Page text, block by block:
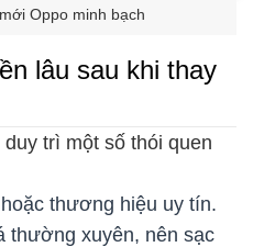
Oppo minh bạch
lâu sau khi thay
trì một số thói quen
thương hiệu uy tín.
thường xuyên, nên sạc